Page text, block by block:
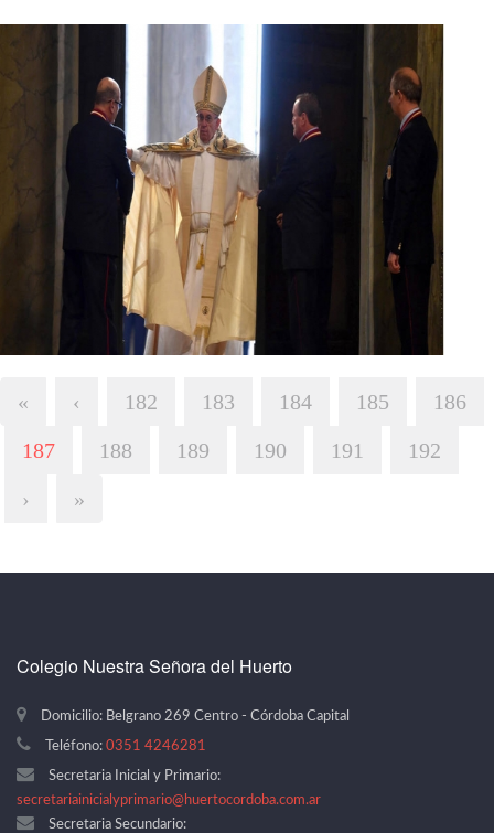
« ‹ 182 183 184 185
186
187
188 189 190 191
192
›
»
Colegio Nuestra Señora del Huerto
Domicilio: Belgrano 269 Centro - Córdoba Capital
Teléfono: 0351 4246281
Secretaria Inicial y Primario:
secretariainicialyprimario@huertocordoba.com.ar
Secretaria Secundario: